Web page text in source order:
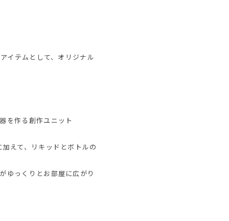
イテムとして、オリジナル
を作る創作ユニット
えて、リキッドとボトルの
ゆっくりとお部屋に広がり